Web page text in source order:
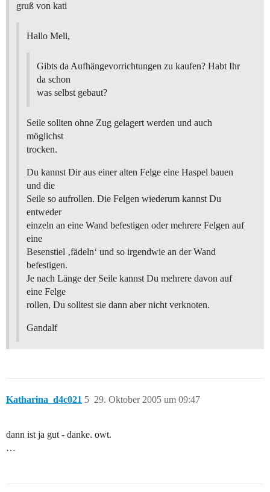
gruß von kati
Hallo Meli,
Gibts da Aufhängevorrichtungen zu kaufen? Habt Ihr
da schon
was selbst gebaut?
Seile sollten ohne Zug gelagert werden und auch
möglichst
trocken.
Du kannst Dir aus einer alten Felge eine Haspel bauen
und die
Seile so aufrollen. Die Felgen wiederum kannst Du
entweder
einzeln an eine Wand befestigen oder mehrere Felgen auf
eine
Besenstiel ‚fädeln‘ und so irgendwie an der Wand
befestigen.
Je nach Länge der Seile kannst Du mehrere davon auf
eine Felge
rollen, Du solltest sie dann aber nicht verknoten.
Gandalf
Katharina_d4c021 29. Oktober 2005 um 09:47
5
dann ist ja gut - danke. owt.
…